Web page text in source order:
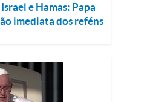
e Hamas: Papa
imediata dos reféns